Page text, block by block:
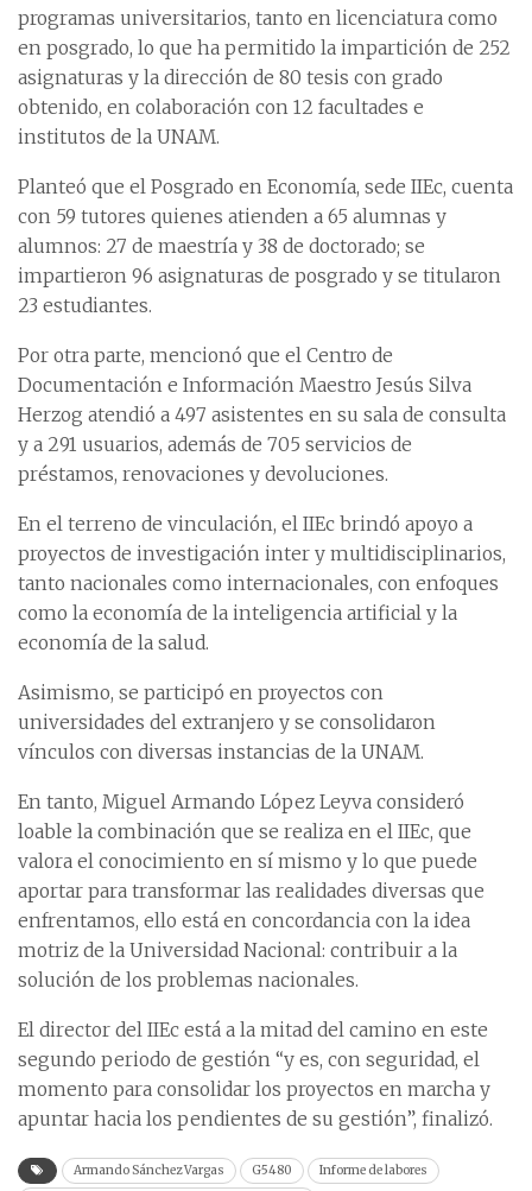
programas universitarios, tanto en licenciatura como
en posgrado, lo que ha permitido la impartición de 252
asignaturas y la dirección de 80 tesis con grado
obtenido, en colaboración con 12 facultades e
institutos de la UNAM.
Planteó que el Posgrado en Economía, sede IIEc, cuenta
con 59 tutores quienes atienden a 65 alumnas y
alumnos: 27 de maestría y 38 de doctorado; se
impartieron 96 asignaturas de posgrado y se titularon
23 estudiantes.
Por otra parte, mencionó que el Centro de
Documentación e Información Maestro Jesús Silva
Herzog atendió a 497 asistentes en su sala de consulta
y a 291 usuarios, además de 705 servicios de
préstamos, renovaciones y devoluciones.
En el terreno de vinculación, el IIEc brindó apoyo a
proyectos de investigación inter y multidisciplinarios,
tanto nacionales como internacionales, con enfoques
como la economía de la inteligencia artificial y la
economía de la salud.
Asimismo, se participó en proyectos con
universidades del extranjero y se consolidaron
vínculos con diversas instancias de la UNAM.
En tanto, Miguel Armando López Leyva consideró
loable la combinación que se realiza en el IIEc, que
valora el conocimiento en sí mismo y lo que puede
aportar para transformar las realidades diversas que
enfrentamos, ello está en concordancia con la idea
motriz de la Universidad Nacional: contribuir a la
solución de los problemas nacionales.
El director del IIEc está a la mitad del camino en este
segundo periodo de gestión “y es, con seguridad, el
momento para consolidar los proyectos en marcha y
apuntar hacia los pendientes de su gestión”, finalizó.
Armando Sánchez Vargas G5480
Informe de labores